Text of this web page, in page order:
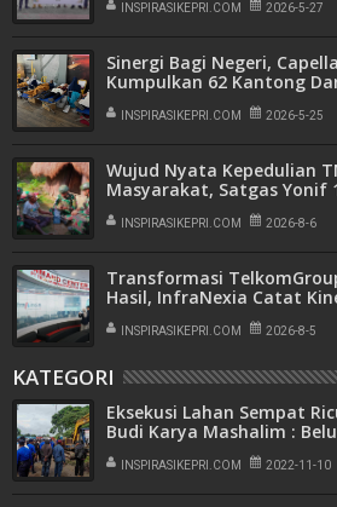
INSPIRASIKEPRI.COM 2026-5-27
Sinergi Bagi Negeri,
Kumpulkan 62 Kantong
INSPIRASIKEPRI.COM 2026-5-25
Wujud Nyata Kepedulian
Masyarakat, Satgas Yonif
Pengobatan Keliling di
INSPIRASIKEPRI.COM 2026-8-6
Transformasi
Hasil, InfraNexia Catat
Infrastruktur Digital
INSPIRASIKEPRI.COM 2026-8-5
KATEGORI
Eksekusi Lahan Sempat
Budi Karya Mashalim :
Inkrah di PTUN
INSPIRASIKEPRI.COM 2022-11-10